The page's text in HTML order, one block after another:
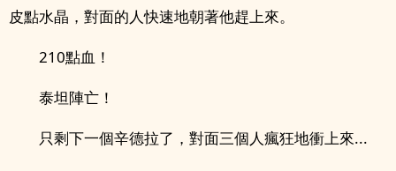
皮點水晶，對面的人快速地朝著他趕上來。
210點血！
泰坦陣亡！
只剩下一個辛德拉了，對面三個人瘋狂地衝上來...